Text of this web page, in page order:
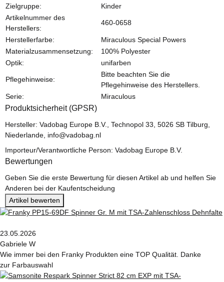
Zielgruppe:
Kinder
Artikelnummer des
Herstellers:
460-0658
Herstellerfarbe:
Miraculous Special Powers
Materialzusammensetzung:
100% Polyester
Optik:
unifarben
Pflegehinweise:
Bitte beachten Sie die
Pflegehinweise des Herstellers.
Serie:
Miraculous
Produktsicherheit (GPSR)
Hersteller: Vadobag Europe B.V., Technopol 33, 5026 SB Tilburg,
Niederlande, info@vadobag.nl
Importeur/Verantwortliche Person: Vadobag Europe B.V.
Bewertungen
Geben Sie die erste Bewertung für diesen Artikel ab und helfen Sie
Anderen bei der Kaufentscheidung
Artikel bewerten
23.05.2026
Gabriele W
Wie immer bei den Franky Produkten eine TOP Qualität. Danke
zur Farbauswahl